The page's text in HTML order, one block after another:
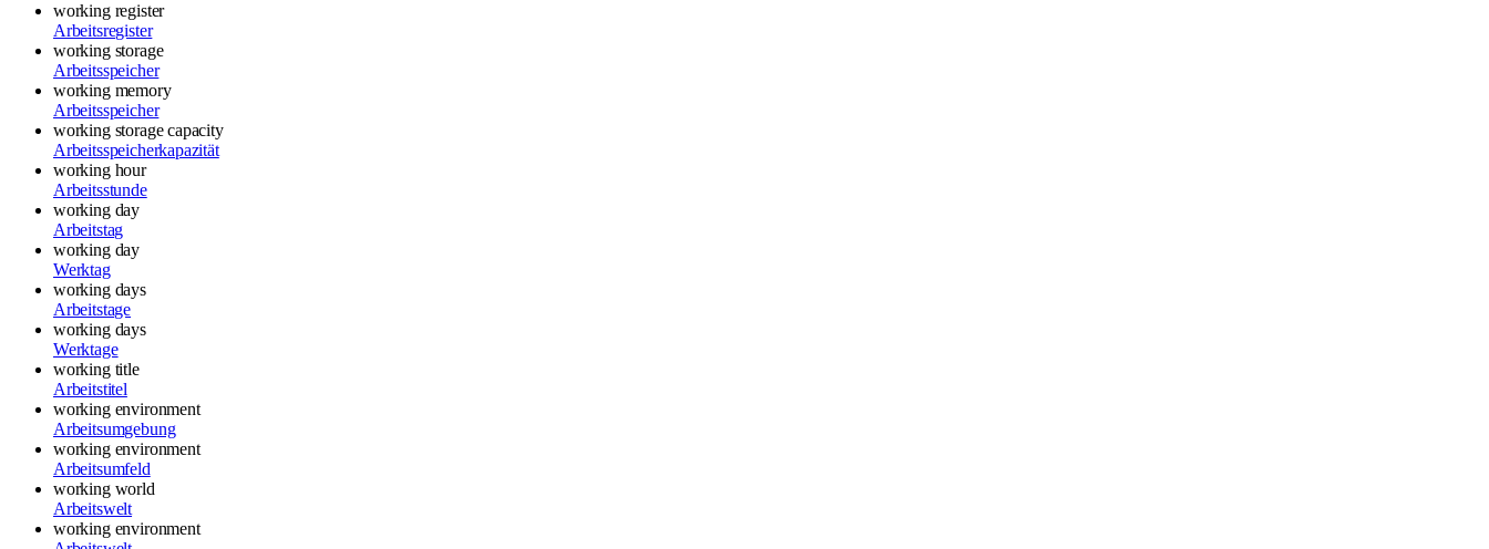
working register
Arbeitsregister
working storage
Arbeitsspeicher
working memory
Arbeitsspeicher
working storage capacity
Arbeitsspeicherkapazität
working hour
Arbeitsstunde
working day
Arbeitstag
working day
Werktag
working days
Arbeitstage
working days
Werktage
working title
Arbeitstitel
working environment
Arbeitsumgebung
working environment
Arbeitsumfeld
working world
Arbeitswelt
working environment